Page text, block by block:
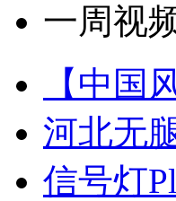
一周视
【中国
河北无
信号灯